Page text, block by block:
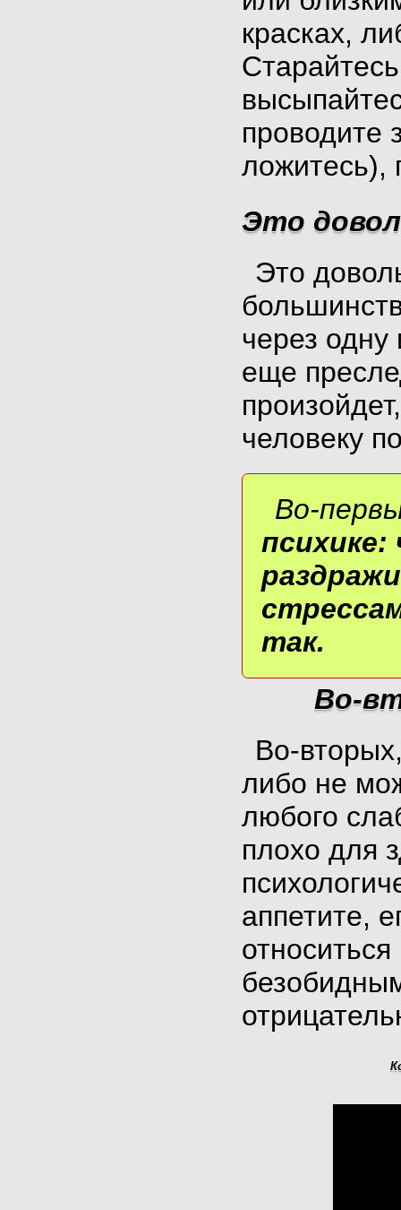
красках,
проводите
ложитесь),
Это
Это
через
еще
человеку
Во-
психике:
так.
Во-
Во-
либо не
любого
плохо для
аппетите,